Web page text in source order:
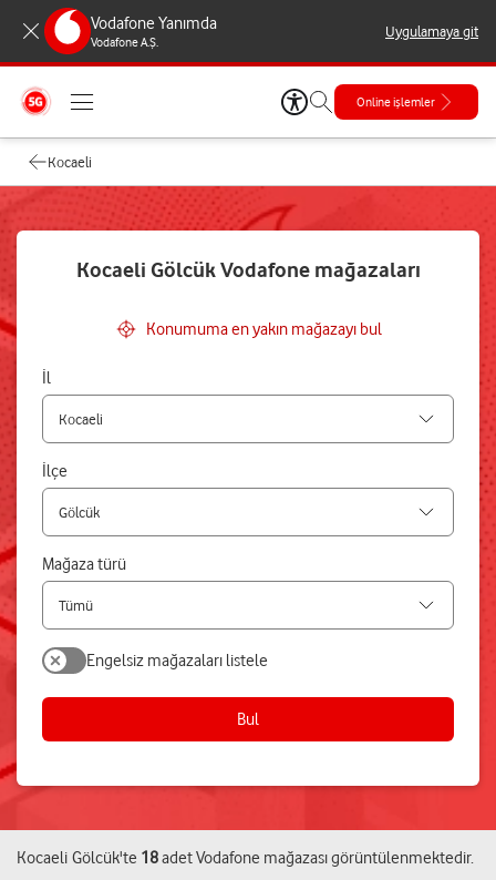
Vodafone Yanımda
Vodafone A.Ş.
Uygulamaya git
Online işlemler
Kocaeli
Kocaeli Gölcük Vodafone mağazaları
Konumuma en yakın mağazayı bul
İl
İlçe
Mağaza türü
Bul
Engelsiz mağazaları listele
Kocaeli Gölcük'te 18adetVodafone mağazasıgörüntülenmektedir.